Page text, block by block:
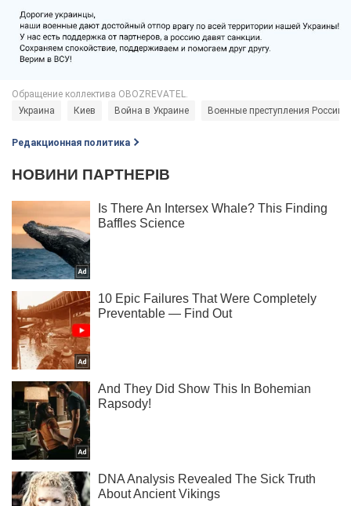
Украина Киев Война в Украине Военные преступления России
Редакционная политика